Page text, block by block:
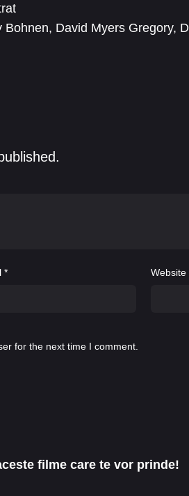
Bohnen, David Myers Gregory,
* Website
for the next time I comment.
filme care te vor prinde!